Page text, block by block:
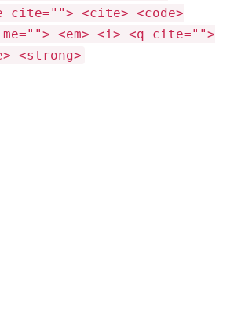
cite=""> <cite> <code>
<em> <i> <q cite="">
<strong>